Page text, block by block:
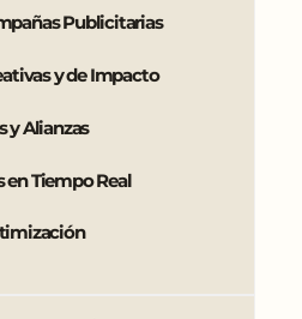
Publicitarias
y de Impacto
y Alianzas
Tiempo Real